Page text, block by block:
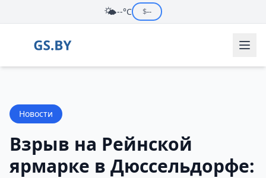
🌤️--°C $--
Новости
Взрыв на Рейнской
ярмарке в Дюссельдорфе: